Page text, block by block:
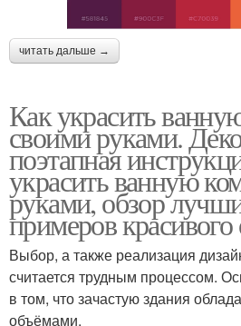
читать дальше →
Как украсить
своими руками.
поэтапная
украсить ванную
руками, обзор
примеров
Выбор, а также реализация
считается трудным процессом.
в том, что зачастую здания
объёмами.